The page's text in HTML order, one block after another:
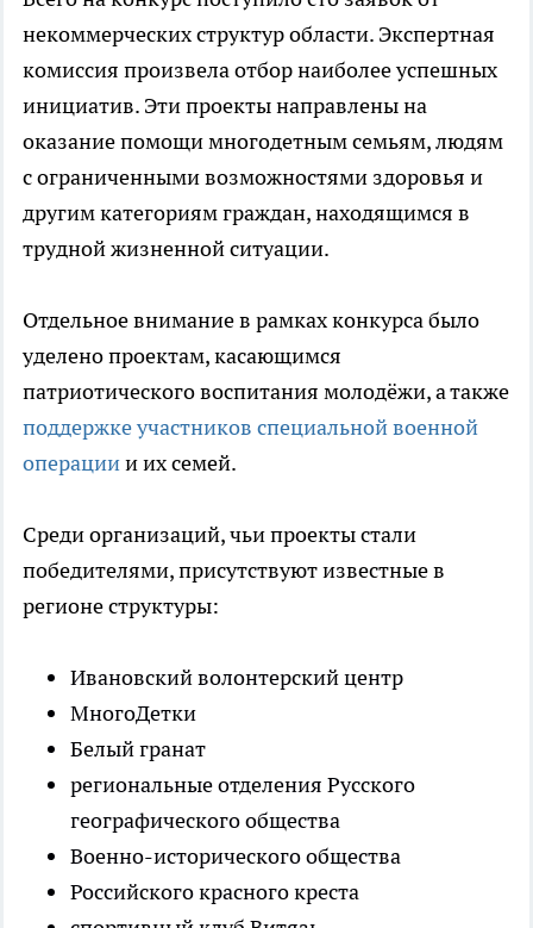
некоммерческих структур области. Экспертная
комиссия произвела отбор наиболее успешных
инициатив. Эти проекты направлены на
оказание помощи многодетным семьям, людям
с ограниченными возможностями здоровья и
другим категориям граждан, находящимся в
трудной жизненной ситуации.
Отдельное внимание в рамках конкурса было
уделено проектам, касающимся
патриотического воспитания молодёжи, а также
поддержке участников специальной военной
операциии их семей.
Среди организаций, чьи проекты стали
победителями, присутствуют известные в
регионе структуры:
Ивановский волонтерский центр
МногоДетки
Белый гранат
региональные отделения Русского
географического общества
Военно-исторического общества
Российского красного креста